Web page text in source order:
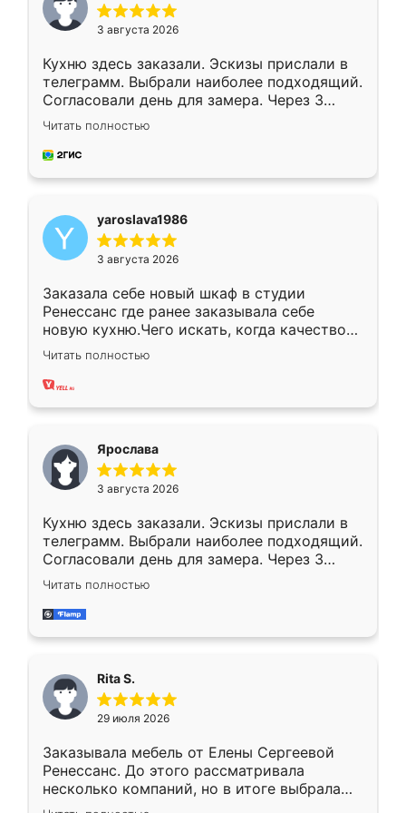
3 августа 2026
Кухню здесь заказали. Эскизы прислали в
телеграмм. Выбрали наиболее подходящий.
Согласовали день для замера. Через 3
недели кухня была уже готова. Остались
довольны работой. Спасибо Ренессанс
мебель за качественную работу!
Читать полностью
yaroslava1986
3 августа 2026
Заказала себе новый шкаф в студии
Ренессанс где ранее заказывала себе
новую кухню.Чего искать, когда качеством
вполне довольна. Служит кухня уже почти
два года, нареканий нет.
Читать полностью
Ярослава
3 августа 2026
Кухню здесь заказали. Эскизы прислали в
телеграмм. Выбрали наиболее подходящий.
Согласовали день для замера. Через 3
недели кухня была уже готова. Остались
довольны работой. Спасибо Ренессанс
мебель за качественную работу!
Читать полностью
Rita S.
29 июля 2026
Заказывала мебель от Елены Сергеевой
Ренессанс. До этого рассматривала
несколько компаний, но в итоге выбрала
эту. Сначала обговорили условия, потом